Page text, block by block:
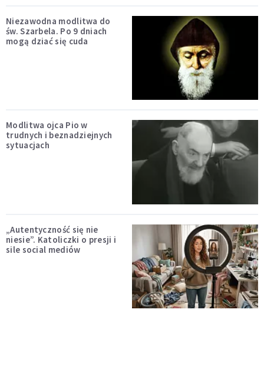
Niezawodna modlitwa do
św. Szarbela. Po 9 dniach
mogą dziać się cuda
Modlitwa ojca Pio w
trudnych i beznadziejnych
sytuacjach
„Autentyczność się nie
niesie”. Katoliczki o presji i
sile social mediów